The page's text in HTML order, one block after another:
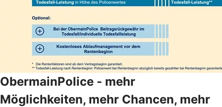
ObermainPolice - mehr
Möglichkeiten, mehr Chancen, mehr